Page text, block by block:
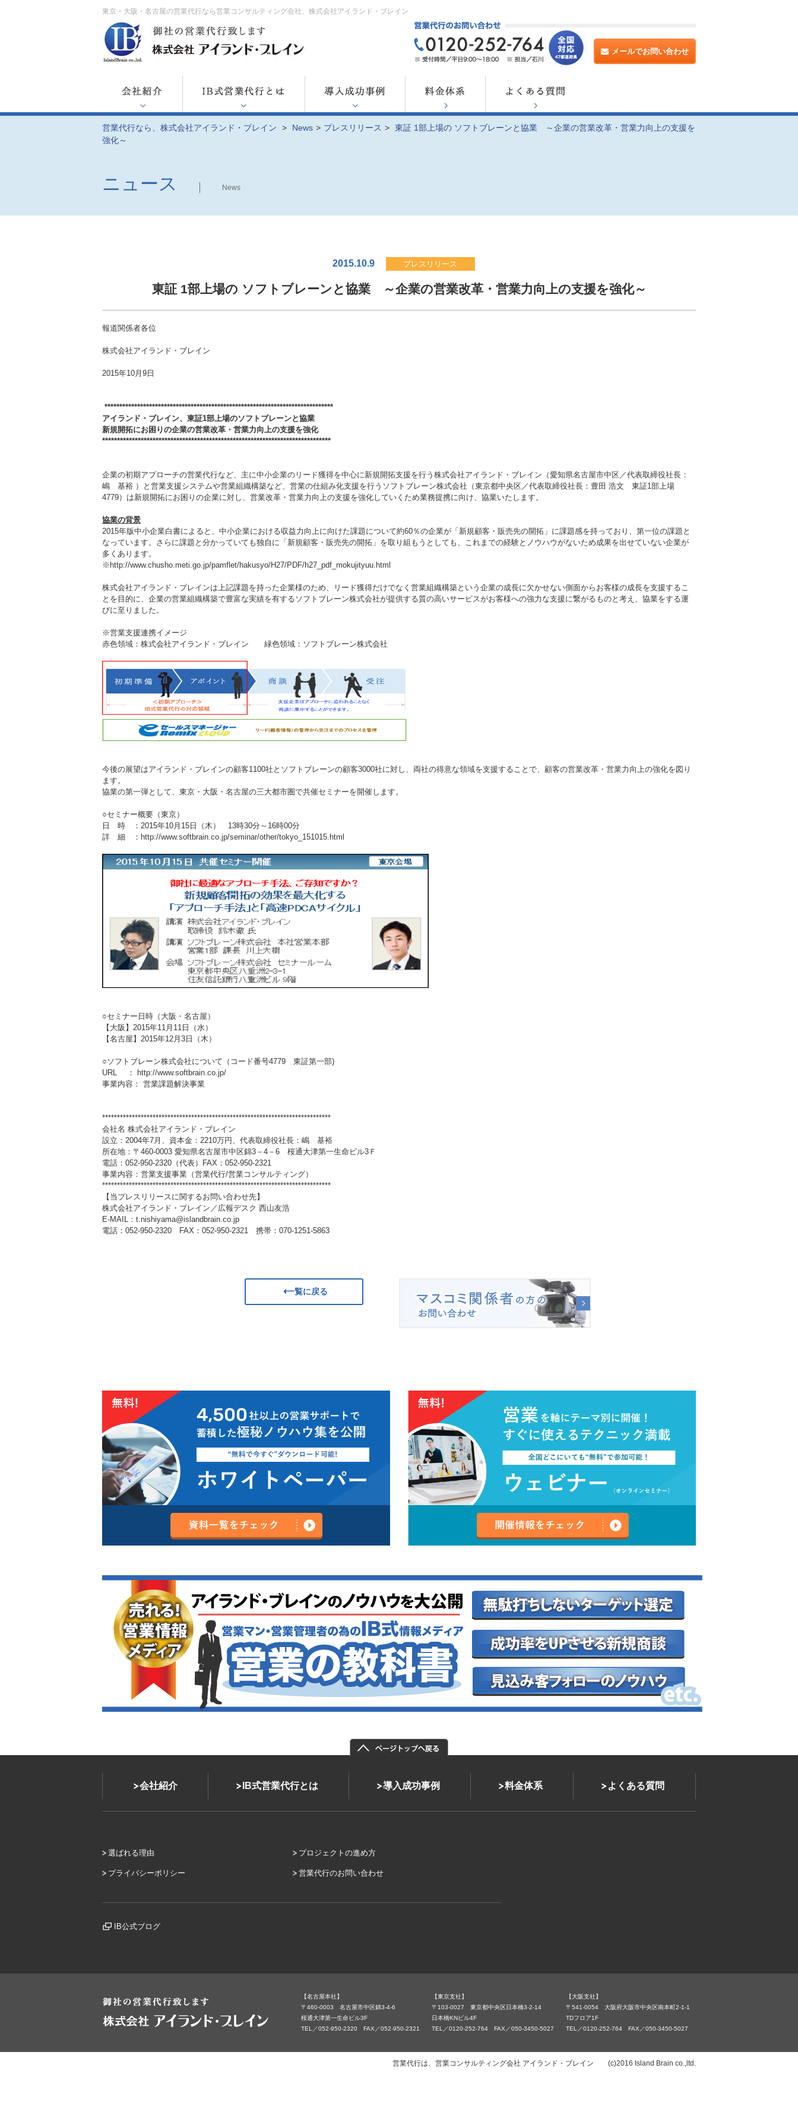
東京・大阪・名古屋の営業代行なら営業コンサルティング会社、株式会社アイランド・ブレイン
メールでお問い合わせ
営業代行なら、株式会社アイランド・ブレイン > News > プレスリリース > 東証 1部上場の ソフトブレーンと協業 ～企業の営業改革・営業力向上の支援を
強化～
ニュース News
2015.10.9 プレスリリース
東証 1部上場の ソフトブレーンと協業 ～企業の営業改革・営業力向上の支援を強化～
報道関係者各位
株式会社アイランド・ブレイン
2015年10月9日
*****************************************************************************
アイランド・ブレイン、東証1部上場のソフトブレーンと協業
新規開拓にお困りの企業の営業改革・営業力向上の支援を強化
*****************************************************************************
企業の初期アプローチの営業代行など、主に中小企業のリード獲得を中心に新規開拓支援を行う株式会社アイランド・ブレイン（愛知県名古屋市中区／代表取締役社長：
嶋 基裕 ）と営業支援システムや営業組織構築など、営業の仕組み化支援を行うソフトブレーン株式会社（東京都中央区／代表取締役社長：豊田 浩文 東証1部上場
4779）は新規開拓にお困りの企業に対し、営業改革・営業力向上の支援を強化していくため業務提携に向け、協業いたします。
協業の背景
2015年版中小企業白書によると、中小企業における収益力向上に向けた課題について約60％の企業が「新規顧客・販売先の開拓」に課題感を持っており、第一位の課題と
なっています。さらに課題と分かっていても独自に「新規顧客・販売先の開拓」を取り組もうとしても、これまでの経験とノウハウがないため成果を出せていない企業が
多くあります。
※ http://www.chusho.meti.go.jp/pamflet/hakusyo/H27/PDF/h27_pdf_mokujityuu.html
株式会社アイランド・ブレインは上記課題を持った企業様のため、リード獲得だけでなく営業組織構築という企業の成長に欠かせない側面からお客様の成長を支援するこ
とを目的に、企業の営業組織構築で豊富な実績を有するソフトブレーン株式会社が提供する質の高いサービスがお客様への強力な支援に繋がるものと考え、協業をする運
びに至りました。
※営業支援連携イメージ
赤色領域：株式会社アイランド・ブレイン 緑色領域：ソフトブレーン株式会社
今後の展望はアイランド・ブレインの顧客1100社とソフトブレーンの顧客3000社に対し、両社の得意な領域を支援することで、顧客の営業改革・営業力向上の強化を図り
ます。
協業の第一弾として、東京・大阪・名古屋の三大都市圏で共催セミナーを開催します。
○セミナー概要（東京）
日 時 ：2015年10月15日（木） 13時30分～16時00分
詳 細 ： http://www.softbrain.co.jp/seminar/other/tokyo_151015.html
○セミナー日時（大阪・名古屋）
【大阪】2015年11月11日（水）
【名古屋】2015年12月3日（木）
○ソフトブレーン株式会社について（コード番号4779 東証第一部)
URL ： http://www.softbrain.co.jp/
事業内容： 営業課題解決事業
*****************************************************************************
会社名 株式会社アイランド・ブレイン
設立：2004年7月、資本金：2210万円、代表取締役社長：嶋 基裕
所在地：〒460-0003 愛知県名古屋市中区錦3－4－6 桜通大津第一生命ビル3Ｆ
電話：052-950-2320（代表）FAX：052-950-2321
事業内容：営業支援事業（営業代行/営業コンサルティング）
*****************************************************************************
【当プレスリリースに関するお問い合わせ先】
株式会社アイランド・ブレイン／広報デスク 西山友浩
E-MAIL：t.nishiyama@islandbrain.co.jp
電話：052-950-2320 FAX：052-950-2321 携帯：070-1251-5863
一覧に戻る
会社紹介 IB式営業代行とは 導入成功事例 料金体系 よくある質問
選ばれる理由 プロジェクトの進め方
プライバシーポリシー 営業代行のお問い合わせ
IB公式ブログ
【名古屋本社】
〒460-0003 名古屋市中区錦3-4-6
桜通大津第一生命ビル3F
TEL／052-950-2320 FAX／052-950-2321
【東京支社】
〒103-0027 東京都中央区日本橋3-2-14
日本橋KNビル4F
TEL／0120-252-764 FAX／050-3450-5027
【大阪支社】
〒541-0054 大阪府大阪市中央区南本町2-1-1
TDフロア1F
TEL／0120-252-764 FAX／050-3450-5027
営業代行は、営業コンサルティング会社 アイランド・ブレイン (c)2016 Island Brain co.,ltd.